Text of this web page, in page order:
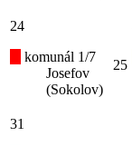
24
komunál 1/7
Josefov
(Sokolov)
25
31